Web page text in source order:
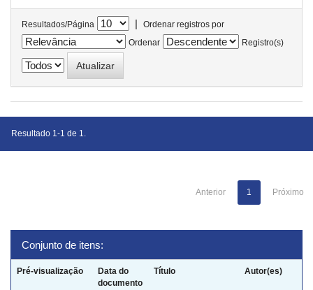
Resultados/Página |
Ordenar registros por
Ordenar
Registro(s)
Resultado 1-1 de 1.
Anterior 1 Próximo
Conjunto de itens:
Pré-visualização
Data do
documento
Título Autor(es)